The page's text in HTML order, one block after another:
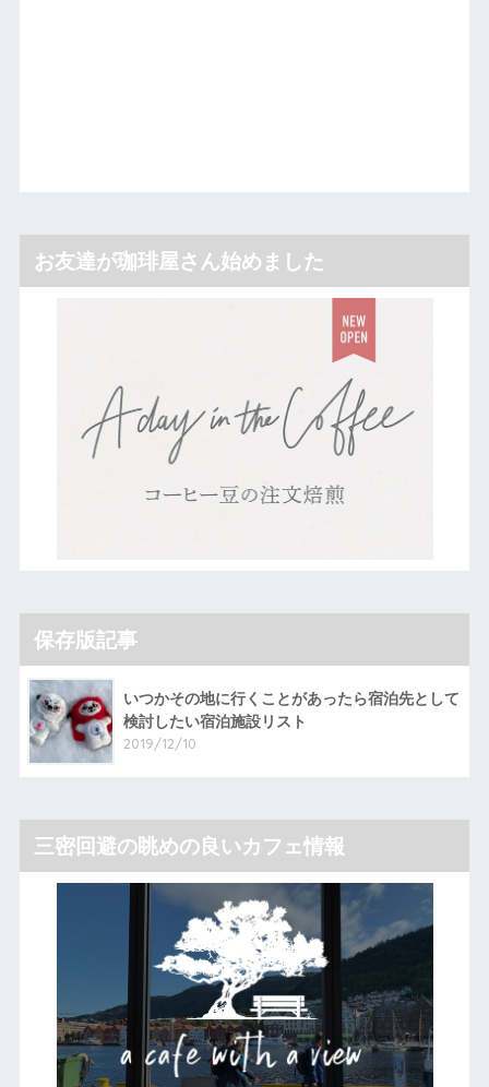
お友達が珈琲屋さん始めました
保存版記事
いつかその地に行くことがあったら宿泊先として
検討したい宿泊施設リスト
2019/12/10
三密回避の眺めの良いカフェ情報